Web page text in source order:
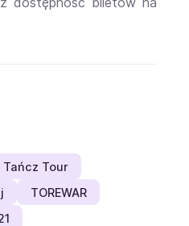
Tańcz Tour
TOREWAR